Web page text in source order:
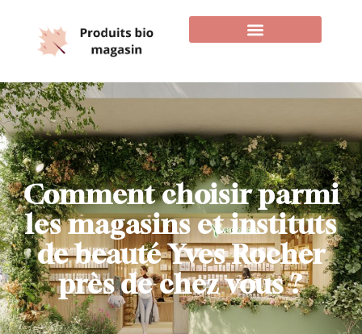
Comment choisir parmi
les magasins et instituts
de beauté Yves Rocher
près de chez vous ?